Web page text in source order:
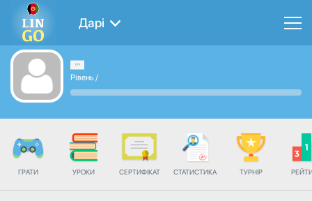
Дарі
Рівень /
ГРАТИ УРОКИ СЕРТИФІКАТ СТАТИСТИКА ТУРНІР